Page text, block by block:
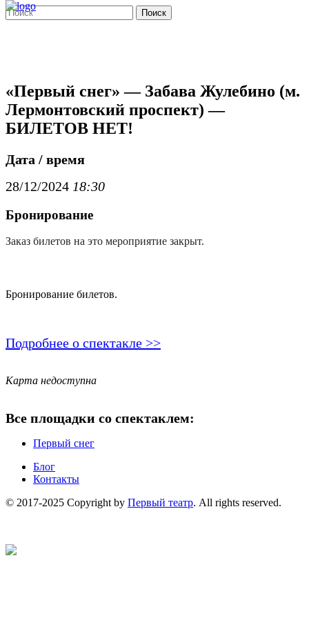
Поиск
«Первый снег» — Забава Жулебино (м.
Лермонтовский проспект) —
БИЛЕТОВ НЕТ!
Дата / время
28/12/2024 18:30
Бронирование
Заказ билетов на это мероприятие закрыт.
Бронирование билетов.
Подробнее о спектакле >>
Карта недоступна
Все площадки со спектаклем:
Первый снег
Блог
Контакты
© 2017-2025 Copyright by Первый театр. All rights reserved.